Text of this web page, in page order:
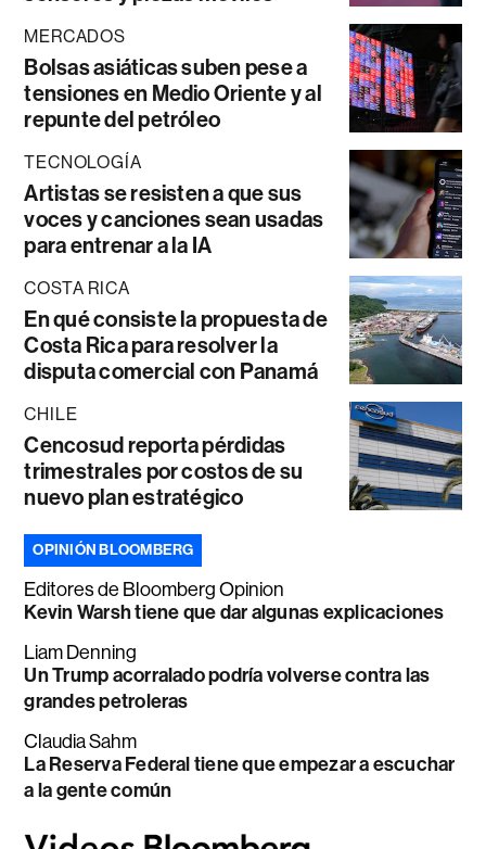
MERCADOS
Bolsas asiáticas suben pese a
tensiones en Medio Oriente y al
repunte del petróleo
TECNOLOGÍA
Artistas se resisten a que sus
voces y canciones sean usadas
para entrenar a la IA
COSTA RICA
En qué consiste la propuesta de
Costa Rica para resolver la
disputa comercial con Panamá
CHILE
Cencosud reporta pérdidas
trimestrales por costos de su
nuevo plan estratégico
OPINIÓN BLOOMBERG
Editores de Bloomberg Opinion
Kevin Warsh tiene que dar algunas explicaciones
Liam Denning
Un Trump acorralado podría volverse contra las
grandes petroleras
Claudia Sahm
La Reserva Federal tiene que empezar a escuchar
a la gente común